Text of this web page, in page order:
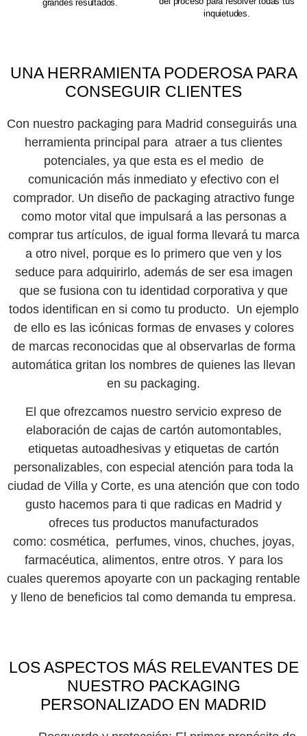
grandes resultados.
inquietudes.
UNA HERRAMIENTA PODEROSA PARA
CONSEGUIR CLIENTES
Con nuestro packaging para Madrid conseguirás una
herramienta principal para atraer a tus clientes
potenciales, ya que esta es el medio de
comunicación más inmediato y efectivo con el
comprador. Un diseño de packaging atractivo funge
como motor vital que impulsará a las personas a
comprar tus artículos, de igual forma llevará tu marca
a otro nivel, porque es lo primero que ven y los
seduce para adquirirlo, además de ser esa imagen
que se fusiona con tu identidad corporativa y que
todos identifican en si como tu producto. Un ejemplo
de ello es las icónicas formas de envases y colores
de marcas reconocidas que al observarlas de forma
automática gritan los nombres de quienes las llevan
en su packaging.
El que ofrezcamos nuestro servicio expreso de
elaboración de cajas de cartón automontables,
etiquetas autoadhesivas y etiquetas de cartón
personalizables, con especial atención para toda la
ciudad de Villa y Corte, es una atención que con todo
gusto hacemos para ti que radicas en Madrid y
ofreces tus productos manufacturados
como: cosmética, perfumes, vinos, chuches, joyas,
farmacéutica, alimentos, entre otros. Y para los
cuales queremos apoyarte con un packaging rentable
y lleno de beneficios tal como demanda tu empresa.
LOS ASPECTOS MÁS RELEVANTES DE
NUESTRO PACKAGING
PERSONALIZADO EN MADRID